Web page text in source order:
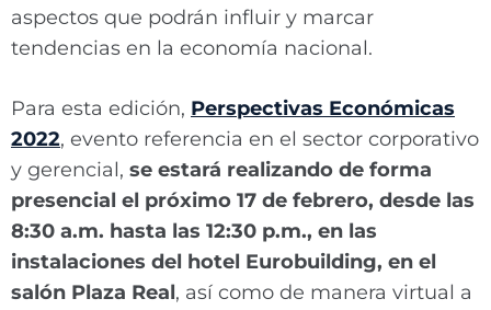
aspectos que podrán influir y marcar
tendencias en la economía nacional.
Para esta edición, Perspectivas Económicas
2022, evento referencia en el sector corporativo
y gerencial, se estará realizando de forma
presencial el próximo 17 de febrero, desde las
8:30 a.m. hasta las 12:30 p.m., en las
instalaciones del hotel Eurobuilding, en el
salón Plaza Real, así como de manera virtual a